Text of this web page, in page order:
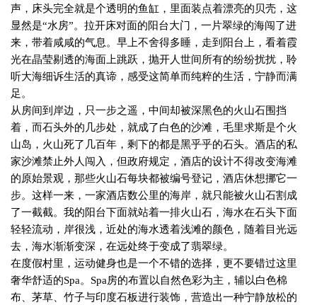
声，床头完全就是个透明的鱼缸，里面装点着漂亮的贝壳，这
显然是“水房”。拉开床对面的阳台大门，一片翠绿的海闯了进
来，带着咸咸的气息。早上不舍得多睡，走到阳台上，看着霞
光在晶莹剔透的海面上跳跃，抛开人世间所有的纷纷扰扰，聆
听大海细诉生活的真谛，感受这简单而纯粹的生活，宁静而满
足。
从房间到岸边，只一步之遥，中间却被深黑色的火山石围挡
着，而石头外的几步处，就成了白色的沙滩，毛里求斯是个火
山岛，火山死了几百年，剩下的都是黑乎乎的石头。酒店的私
家沙滩禁止外人闯入，但政府规定，酒店的设计不得改变海滩
的原始景观，那些火山石每块都被编号登记，酒店休想挪它一
步。这样一来，一家酒店数公里的海岸，就只能被火山石割成
了一截截。我的阳台下面就站着一排火山石，海水在石头下面
轻轻流动，岸很浅，近处的海水透着浅滩的颜色，随着目光远
去，海水渐渐变深，在远处终于变成了翡翠绿。
在度假村里，运动健身也是一个不错的选择，更不要错过这里
奢华舒适的Spa。 Spa房的布置以自然色彩为主，辅以白色棉
布、茅草、竹子与印度石板进行装饰，营造出一种宁静放松的